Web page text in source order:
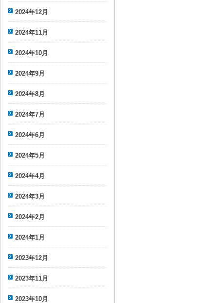
2024年12月
2024年11月
2024年10月
2024年9月
2024年8月
2024年7月
2024年6月
2024年5月
2024年4月
2024年3月
2024年2月
2024年1月
2023年12月
2023年11月
2023年10月